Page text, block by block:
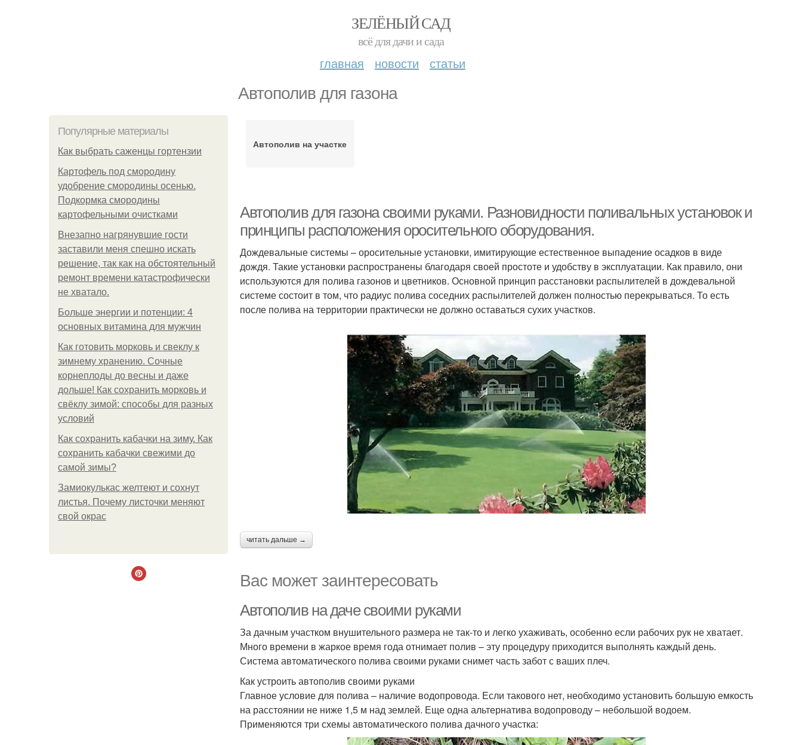
ЗЕЛЁНЫЙ САД
всё для дачи и сада
главная новости статьи
Автополив для газона
Популярные материалы
Как выбрать саженцы гортензии
Картофель под смородину
удобрение смородины осенью.
Подкормка смородины
картофельными очистками
Внезапно нагрянувшие гости
заставили меня спешно искать
решение, так как на обстоятельный
ремонт времени катастрофически
не хватало.
Больше энергии и потенции: 4
основных витамина для мужчин
Как готовить морковь и свеклу к
зимнему хранению. Сочные
корнеплоды до весны и даже
дольше! Как сохранить морковь и
свёклу зимой: способы для разных
условий
Как сохранить кабачки на зиму. Как
сохранить кабачки свежими до
самой зимы?
Замиокулькас желтеют и сохнут
листья. Почему листочки меняют
свой окрас
Автополив на участке
Автополив для газона своими руками. Разновидности поливальных установок и
принципы расположения оросительного оборудования.
Дождевальные системы – оросительные установки, имитирующие естественное выпадение осадков в виде
дождя. Такие установки распространены благодаря своей простоте и удобству в эксплуатации. Как правило, они
используются для полива газонов и цветников. Основной принцип расстановки распылителей в дождевальной
системе состоит в том, что радиус полива соседних распылителей должен полностью перекрываться. То есть
после полива на территории практически не должно оставаться сухих участков.
читать дальше →
Вас может заинтересовать
Автополив на даче своими руками
За дачным участком внушительного размера не так-то и легко ухаживать, особенно если рабочих рук не хватает.
Много времени в жаркое время года отнимает полив – эту процедуру приходится выполнять каждый день.
Система автоматического полива своими руками снимет часть забот с ваших плеч.
Как устроить автополив своими руками
Главное условие для полива – наличие водопровода. Если такового нет, необходимо установить большую емкость
на расстоянии не ниже 1,5 м над землей. Еще одна альтернатива водопроводу – небольшой водоем.
Применяются три схемы автоматического полива дачного участка: